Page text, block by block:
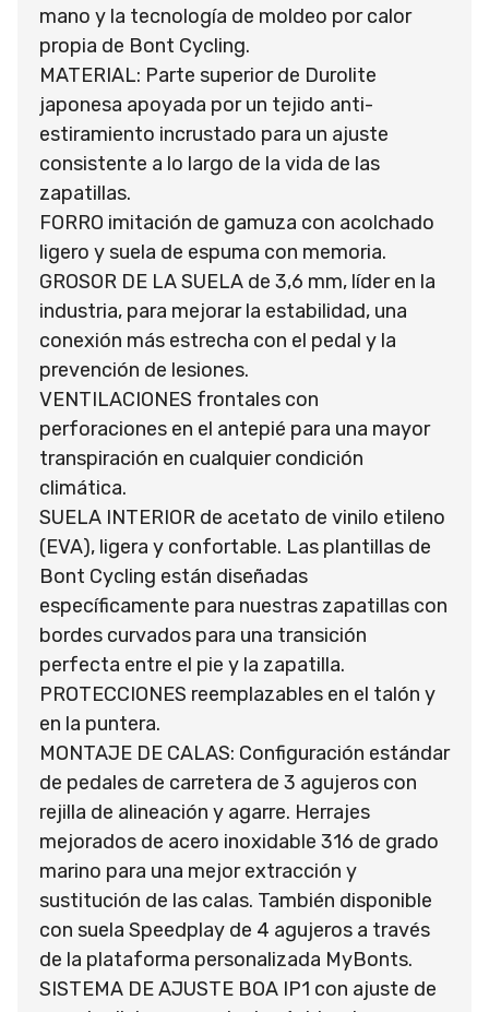
mano y la tecnología de moldeo por calor
propia de Bont Cycling.
MATERIAL: Parte superior de Durolite
japonesa apoyada por un tejido anti-
estiramiento incrustado para un ajuste
consistente a lo largo de la vida de las
zapatillas.
FORRO imitación de gamuza con acolchado
ligero y suela de espuma con memoria.
GROSOR DE LA SUELA de 3,6 mm, líder en la
industria, para mejorar la estabilidad, una
conexión más estrecha con el pedal y la
prevención de lesiones.
VENTILACIONES frontales con
perforaciones en el antepié para una mayor
transpiración en cualquier condición
climática.
SUELA INTERIOR de acetato de vinilo etileno
(EVA), ligera y confortable. Las plantillas de
Bont Cycling están diseñadas
específicamente para nuestras zapatillas con
bordes curvados para una transición
perfecta entre el pie y la zapatilla.
PROTECCIONES reemplazables en el talón y
en la puntera.
MONTAJE DE CALAS: Configuración estándar
de pedales de carretera de 3 agujeros con
rejilla de alineación y agarre. Herrajes
mejorados de acero inoxidable 316 de grado
marino para una mejor extracción y
sustitución de las calas. También disponible
con suela Speedplay de 4 agujeros a través
de la plataforma personalizada MyBonts.
SISTEMA DE AJUSTE BOA IP1 con ajuste de